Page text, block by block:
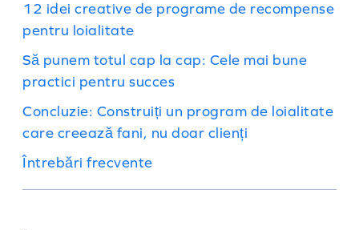
12 idei creative de programe de recompense
pentru loialitate
Să punem totul cap la cap: Cele mai bune
practici pentru succes
Concluzie: Construiți un program de loialitate
care creează fani, nu doar clienți
Întrebări frecvente